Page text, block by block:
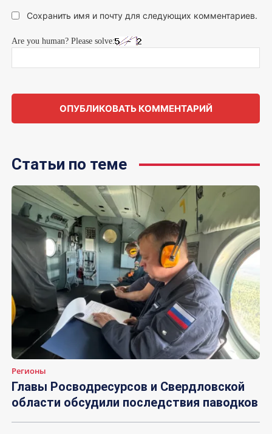
Сохранить имя и почту для следующих комментариев.
Are you human? Please solve:
Статьи по теме
Регионы
Главы Росводресурсов и Свердловской
области обсудили последствия паводков